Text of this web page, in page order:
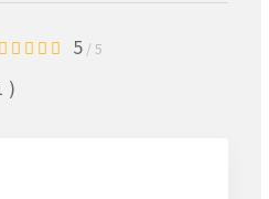
5 / 5
)